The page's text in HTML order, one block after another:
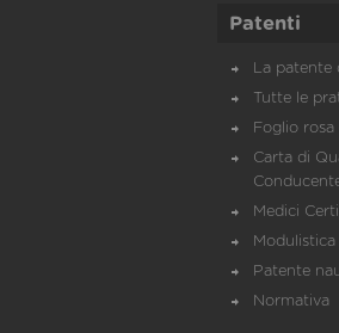
Patenti
La patente
Tutte le
Foglio rosa
Carta di
Medici
Modulistica
Patente
Normativa